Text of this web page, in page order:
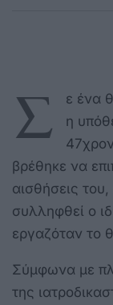
Σ
ε ένα
η
βρέθηκε να
αισθήσεις
συλληφθεί ο
εργαζόταν το
Σύμφωνα με
της